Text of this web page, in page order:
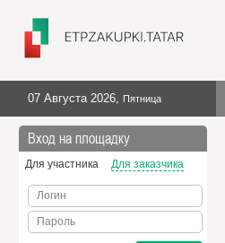
07 Августа 2026, Пятница
Вход на площадку
Для участника Для заказчика
Логин
Пароль